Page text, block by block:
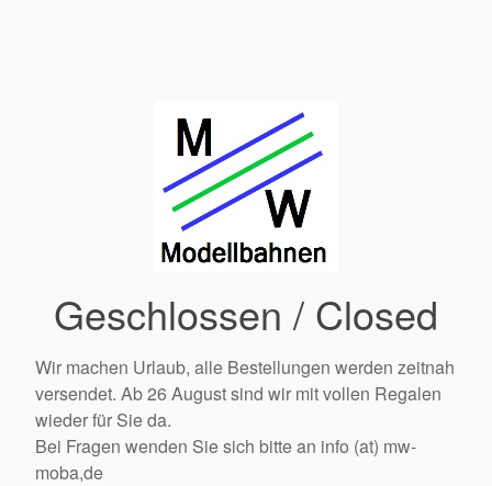
Geschlossen / Closed
Wir machen Urlaub, alle Bestellungen werden zeitnah
versendet. Ab 26 August sind wir mit vollen Regalen
wieder für Sie da.
Bei Fragen wenden Sie sich bitte an info (at) mw-
moba,de